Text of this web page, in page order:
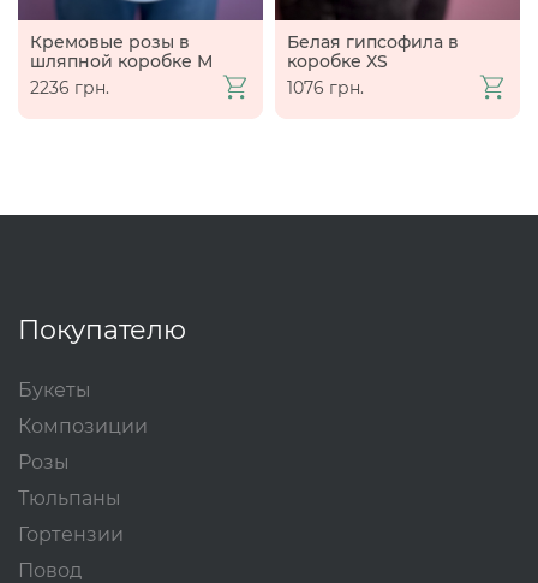
Кремовые розы в
шляпной коробке М
2236 грн.
Белая гипсофила в
коробке XS
1076 грн.
Покупателю
Букеты
Композиции
Розы
Тюльпаны
Гортензии
Повод